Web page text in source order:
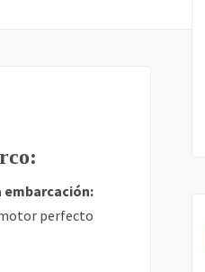
embarcación:
perfecto